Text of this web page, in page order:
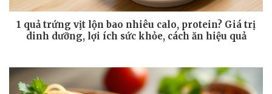
1 quả trứng vịt lộn bao nhiêu calo, protein? Giá trị
dinh dưỡng, lợi ích sức khỏe, cách ăn hiệu quả